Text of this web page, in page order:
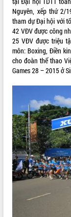
Lắk
Khơi thông điểm nghẽn,
giải ngân vốn khắc
HĐND tỉnh thông qua
hoạch tỉnh thời kỳ 2021-
Hội thảo góp ý hồ sơ
hoạch tỉnh Đắk Lắk thời
Nâng cao hiệu quả hoạt
doanh nghiệp nhà nước
Hội nghị triển khai kết
truyền số liệu chuyên
quan Đảng, Nhà nước
Lễ phát động chuỗi hoạt
tay làm sạch môi trường
Xã Ea Kar bước chuyển
công tác cải cách hành
Nguyên, xếp thứ 2/
tham dự Đại hội với
42 VĐV được công
25 VĐV được triệu
môn: Boxing, Điền
cho đoàn thể thao
Games 28 – 2015 ở